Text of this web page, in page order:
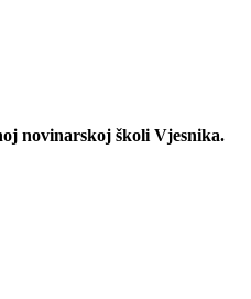
novinarskoj školi Vjesnika.